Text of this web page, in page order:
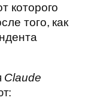
которого
того, как
Claude